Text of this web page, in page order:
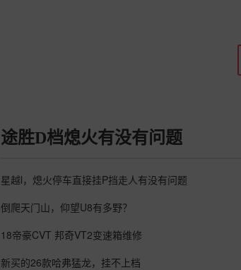
途胜D档熄火有没有问题
星越l，熄火停车直接挂P挡走人有没有问题
倒爬天门山，仰望U8有多野？
18帝豪CVT 邦奇VT2变速箱维修
新买的26款哈弗猛龙，挂不上档